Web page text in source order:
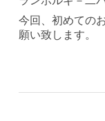
今回、初めての
願い致します。